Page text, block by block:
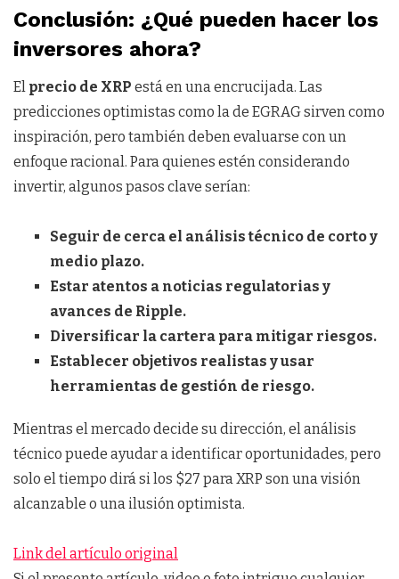
Conclusión: ¿Qué pueden hacer los
inversores ahora?
El precio de XRP está en una encrucijada. Las
predicciones optimistas como la de EGRAG sirven como
inspiración, pero también deben evaluarse con un
enfoque racional. Para quienes estén considerando
invertir, algunos pasos clave serían:
Seguir de cerca el análisis técnico de corto y
medio plazo.
Estar atentos a noticias regulatorias y
avances de Ripple.
Diversificar la cartera para mitigar riesgos.
Establecer objetivos realistas y usar
herramientas de gestión de riesgo.
Mientras el mercado decide su dirección, el análisis
técnico puede ayudar a identificar oportunidades, pero
solo el tiempo dirá si los $27 para XRP son una visión
alcanzable o una ilusión optimista.
Link del artículo original